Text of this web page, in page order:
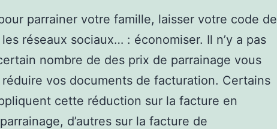
parrainer votre famille, laisser votre code de
réseaux sociaux… : économiser. Il n’y a pas
nombre de des prix de parrainage vous
vos documents de facturation. Certains
cette réduction sur la facture en
d’autres sur la facture de